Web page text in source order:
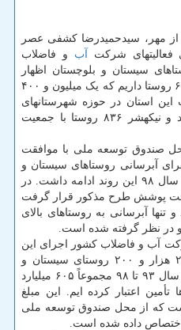
مهر، سیدحمیدرضا کشفی عصر
شرکت آب و فاضلاب
سیستان و بلوچستان اظهار
داشت: در این استان ۵ هزار و ۶۰۰ روستا داریم که یک میلیون و ۴۰۰
استان در حوزه شهرستانهای
چابهار، کنارک، دشتیاری، قصرقند و نیکهشر ۸۳۶ روستا با جمعیت
کرد: از سال ۹۳ از محل صندوق توسعه ملی با موافقت
آبرسانی روستاهای سیستان و
بلوچستان تخصیص داده شد که تا سال ۹۸ این روند ادامه داشت. در
و ۱۹۴ روستا تحت پوشش طرح مذکور قرار گرفت
دارند و تنها آبرسانی به روستاهای بالای
آب و فاضلاب کشور اجرای این
طرح را ۱۸ مجتمع آبرسانی به ۲ هزار و ۲۰۰ روستای سیستان و
بلوچستان عنوان و اظهار نمود: از سال ۹۳ تا ۹۸ مجموعاً ۶۰۵ میلیارد
اعتبار کرده ایم. این مبلغ
است که از محل صندوق توسعه ملی
داده شده است.